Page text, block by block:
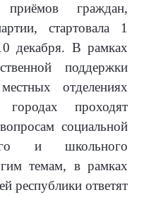
граждан,
стартовала 1
декабря. В рамках
поддержки
отделениях
проходят
социальной
и школьного
темам, в рамках
республики ответят